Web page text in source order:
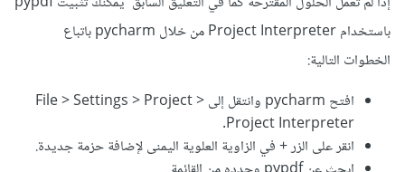
باستخدام Project Interpreter من خلال pycharm باتباع
الخطوات التالية:
افتح pycharm وانتقل إلى File > Settings > Project >
Project Interpreter.
انقر على الزر + في الزاوية العلوية اليمنى لإضافة حزمة جديدة.